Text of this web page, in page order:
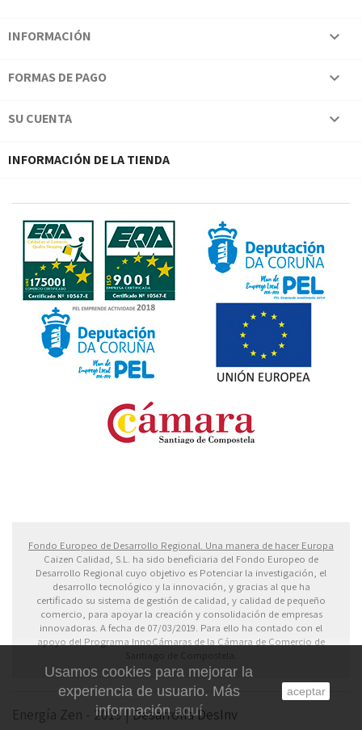
INFORMACIÓN 
FORMAS DE PAGO 
SU CUENTA 
INFORMACIÓN DE LA TIENDA
Usamos cookies para mejorar la
experiencia de usuario. Más
informaciónaquí
aceptar
Fondo Europeo de Desarrollo Regional. Una manera de hacer Europa
Caizen Calidad, S.L. ha sido beneficiaria del Fondo Europeo de
Desarrollo Regional cuyo objetivo es Potenciar la investigación, el
desarrollo tecnológico y la innovación, y gracias al que ha
certificado su sistema de gestión de calidad, y calidad de pequeño
comercio, para apoyar la creación y consolidación de empresas
innovadoras. A fecha de 07/03/2019. Para ello ha contado con el
apoyo del Programa InnoCámaras de la Cámara de Comercio de
Energía Zen - 2019 |Desarrolla DesInv